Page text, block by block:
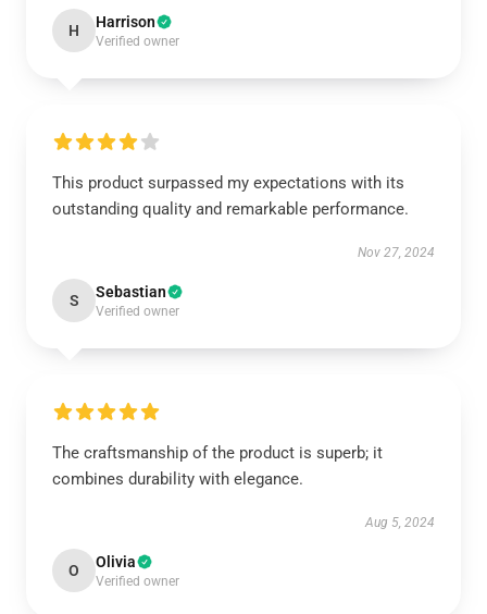
H Harrison
Verified owner
This product surpassed my expectations with its
outstanding quality and remarkable performance.
Nov 27, 2024
S Sebastian
Verified owner
The craftsmanship of the product is superb; it
combines durability with elegance.
Aug 5, 2024
O Olivia
Verified owner